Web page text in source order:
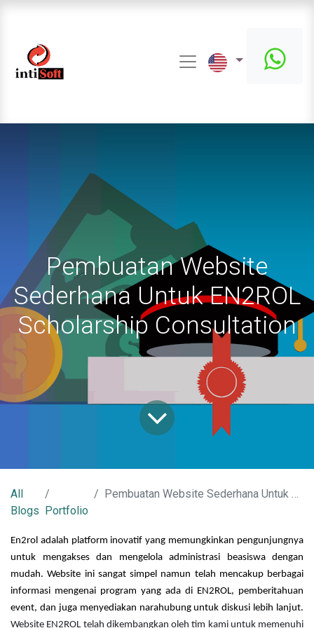
Pembuatan Website
Sederhana Untuk EN2ROL
Scholarship Consultation
All
Blogs Portfolio
Pembuatan Website Sederhana Untuk EN2ROL Scholarship Consultation
En2rol adalah platform inovatif yang memungkinkan pengunjungnya
untuk mengakses dan mengelola administrasi beasiswa dengan
mudah. Website ini sangat simpel namun telah mencakup berbagai
informasi mengenai program yang ada di EN2ROL, pemberitahuan
Website EN2ROL telah dikembangkan oleh tim kami untuk memenuhi